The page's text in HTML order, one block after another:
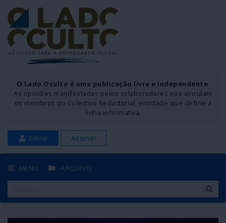
O Lado Oculto é uma publicação livre e independente.
As opiniões manifestadas pelos colaboradores não vinculam
os membros do Colectivo Redactorial, entidade que define a
linha informativa.
Entrar Assinar
MENU ARQUIVO